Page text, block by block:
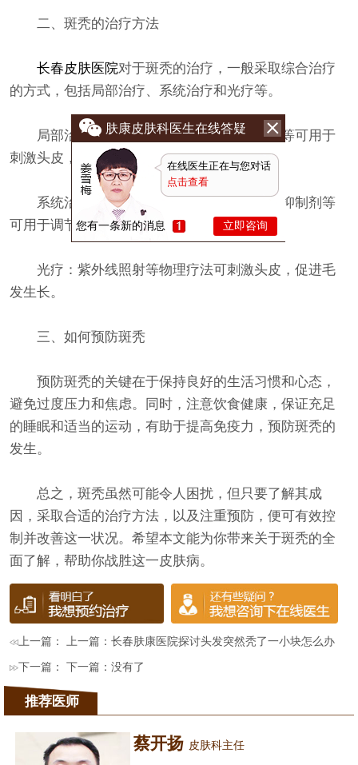
二、斑秃的治疗方法
长春皮肤医院对于斑秃的治疗，一般采取综合治疗
的方式，包括局部治疗、系统治疗和光疗等。
局部治疗：外用药、接触致敏剂、辣椒素等可用于
刺激头皮，促进毛发生长。
系统治疗：口服药物如糖皮质激素、免疫抑制剂等
可用于调节免疫系统，治疗斑秃。
光疗：紫外线照射等物理疗法可刺激头皮，促进毛
发生长。
三、如何预防斑秃
预防斑秃的关键在于保持良好的生活习惯和心态，
避免过度压力和焦虑。同时，注意饮食健康，保证充足
的睡眠和适当的运动，有助于提高免疫力，预防斑秃的
发生。
总之，斑秃虽然可能令人困扰，但只要了解其成
因，采取合适的治疗方法，以及注重预防，便可有效控
制并改善这一状况。希望本文能为你带来关于斑秃的全
面了解，帮助你战胜这一皮肤病。
上一篇： 上一篇：长春肤康医院探讨头发突然秃了一小块怎么办
下一篇： 下一篇：没有了
推荐医师
蔡开扬 皮肤科主任
肤康皮肤科医生在线答疑
在线医生正在与您对话
点击查看
您有一条新的消息 立即咨询